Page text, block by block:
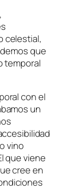
celestial,
que
temporal
con el
un
vino
que viene
cree en